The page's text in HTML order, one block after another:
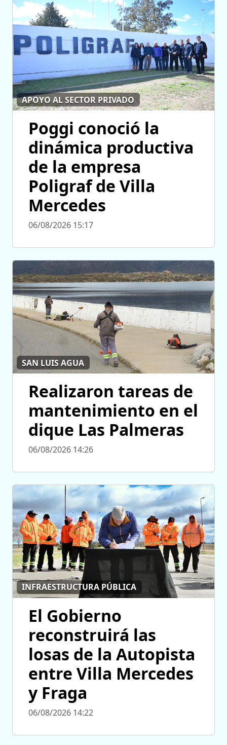
APOYO AL SECTOR PRIVADO
Poggi conoció la
dinámica productiva
de la empresa
Poligraf de Villa
Mercedes
06/08/2026 15:17
SAN LUIS AGUA
Realizaron tareas de
mantenimiento en el
dique Las Palmeras
06/08/2026 14:26
INFRAESTRUCTURA PÚBLICA
El Gobierno
reconstruirá las
losas de la Autopista
entre Villa Mercedes
y Fraga
06/08/2026 14:22